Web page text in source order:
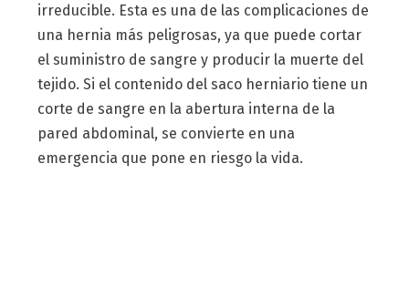
irreducible. Esta es una de las complicaciones de
una hernia más peligrosas, ya que puede cortar
el suministro de sangre y producir la muerte del
tejido. Si el contenido del saco herniario tiene un
corte de sangre en la abertura interna de la
pared abdominal, se convierte en una
emergencia que pone en riesgo la vida.